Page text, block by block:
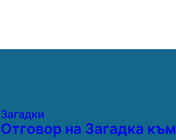
Загадки
Отговор на Загадка към